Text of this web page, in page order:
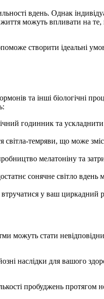
вдень. Однак
можуть впливати на те,
створити ідеальні
та інші біологічні
годинник та
світла-темряви, що може
мелатоніну та
сонячне світло
у ваш циркадний
можуть стати
наслідки для вашого
пробуджень протягом